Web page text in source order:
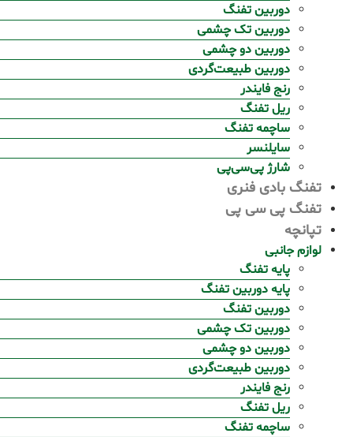
دوربین تفنگ
دوربین تک چشمی
دوربین دو چشمی
دوربین طبیعت‌گردی
رنج فایندر
ریل تفنگ
ساچمه تفنگ
سایلنسر
شارژ پی‌سی‌پی
تفنگ بادی فنری
تفنگ پی سی پی
تپانچه
لوازم جانبی
پایه تفنگ
پایه دوربین تفنگ
دوربین تفنگ
دوربین تک چشمی
دوربین دو چشمی
دوربین طبیعت‌گردی
رنج فایندر
ریل تفنگ
ساچمه تفنگ